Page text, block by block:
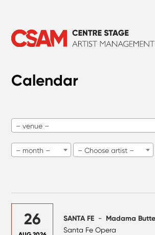
Calendar
– venue –
– month – – Choose artist –
26 SANTA FE - Madama
Santa Fe Opera